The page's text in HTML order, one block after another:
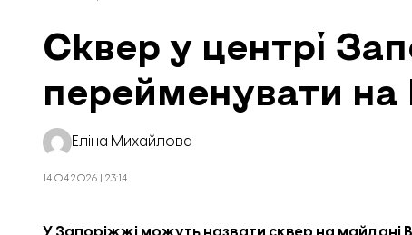
Сквер у центрі
перейменувати на
Еліна Михайлова
14.04.2026 | 23:14